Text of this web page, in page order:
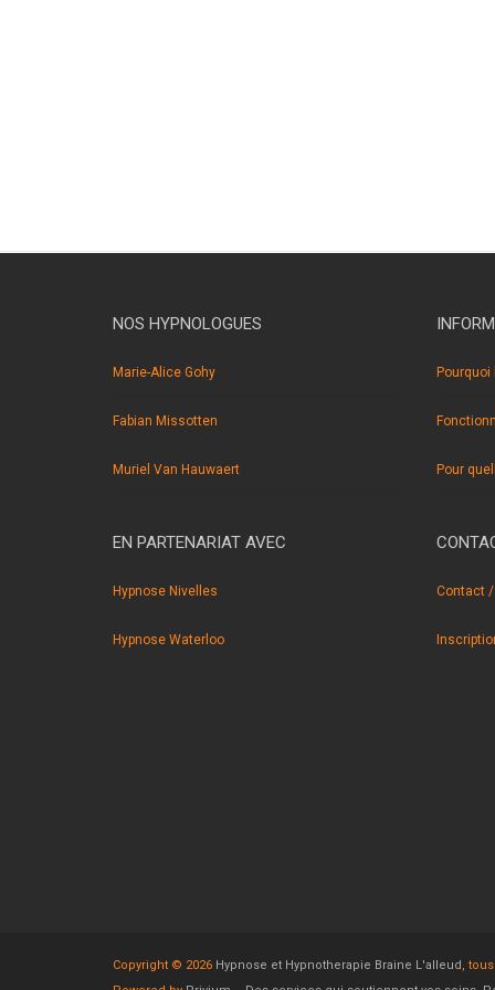
NOS HYPNOLOGUES
Marie-Alice Gohy
Fabian Missotten
Muriel Van Hauwaert
EN PARTENARIAT AVEC
Hypnose Nivelles
Hypnose Waterloo
Pourquoi
Pour
Contact /
Copyright © 2026 Hypnose et Hypnotherapie Braine L'alleud,